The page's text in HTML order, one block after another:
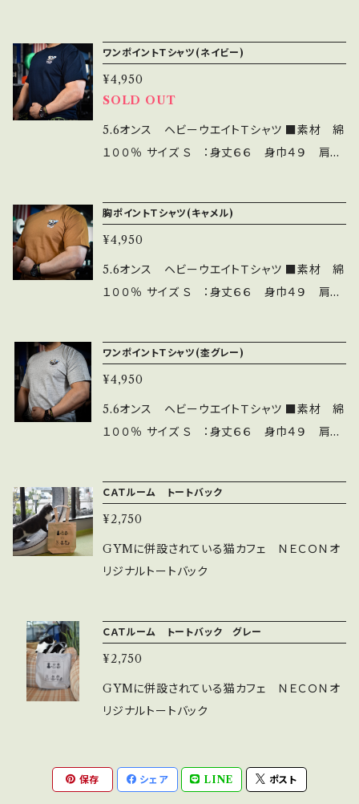
５０ 袖丈２２ ＸＬ：身丈７８ 身巾５８ 肩巾
５３ 袖丈２４
ワンポイントＴシャツ(ネイビー)
¥4,950
SOLD OUT
5.6オンス ヘビーウエイトＴシャツ ■素材 綿
１００％ サイズ Ｓ ：身丈６６ 身巾４９ 肩巾
５０ 袖丈２２ ＸＬ：身丈７８ 身巾５８ 肩巾
５３ 袖丈２４
胸ポイントＴシャツ(キャメル)
¥4,950
5.6オンス ヘビーウエイトＴシャツ ■素材 綿
１００％ サイズ Ｓ ：身丈６６ 身巾４９ 肩巾
５０ 袖丈２２ ＸＬ：身丈７８ 身巾５８ 肩巾
５３ 袖丈２４
ワンポイントＴシャツ(杢グレー)
¥4,950
5.6オンス ヘビーウエイトＴシャツ ■素材 綿
１００％ サイズ Ｓ ：身丈６６ 身巾４９ 肩巾
５０ 袖丈２２ ＸＬ：身丈７８ 身巾５８ 肩巾
５３ 袖丈２４
ＣＡＴルーム トートバック
¥2,750
GYMに併設されている猫カフェ ＮＥＣＯＮオ
リジナルトートバック
ＣＡＴルーム トートバック グレー
¥2,750
GYMに併設されている猫カフェ ＮＥＣＯＮオ
リジナルトートバック
保存 シェア LINE ポスト